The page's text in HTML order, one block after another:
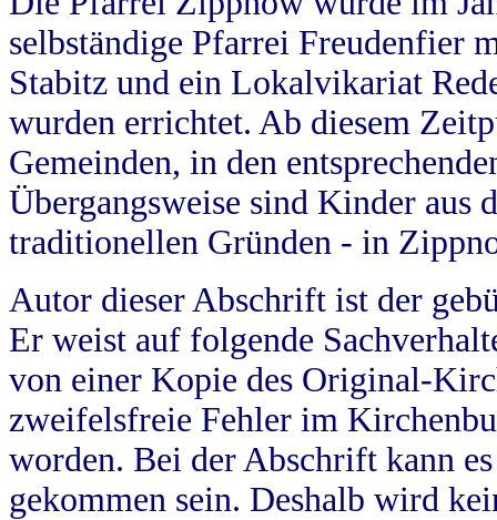
selbständige Pfarrei Freudenfier
Stabitz und ein Lokalvikariat
wurden errichtet. Ab diesem
Gemeinden, in den
Übergangsweise sind Kinder aus
traditionellen Gründen - in
Autor dieser Abschrift ist der
Er weist auf folgende
von einer Kopie des Original-
zweifelsfreie Fehler im
worden. Bei der Abschrift kann
gekommen sein. Deshalb wird